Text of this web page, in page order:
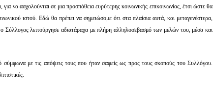
να ασχολούνται σε μια προσπάθεια ευρύτερης κοινωνικής επικοινωνίας, έτσι ώστε θα
ιστού. Εδώ θα πρέπει να σημειώσομε ότι στα πλαίσια αυτά, και μεταγενέστερα,
Σύλλογος λειτούργησε αδιατάραχα με πλήρη αλληλοσεβασμό των μελών του, μέσα και
σύμφωνα με τις απόψεις τους που ήταν σαφείς ως προς τους σκοπούς του Συλλόγου.